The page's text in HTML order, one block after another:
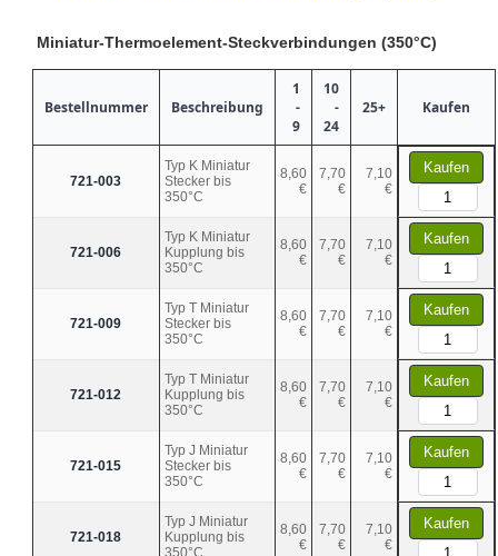
Miniatur-Thermoelement-Steckverbindungen (350°C)
Bestellnummer Beschreibung
1
-
9
10
-
24
25+ Kaufen
721-003
Typ K Miniatur
Stecker bis
350°C
8,60
€
7,70
€
7,10
€
Kaufen
721-006
Typ K Miniatur
Kupplung bis
350°C
8,60
€
7,70
€
7,10
€
Kaufen
721-009
Typ T Miniatur
Stecker bis
350°C
8,60
€
7,70
€
7,10
€
Kaufen
721-012
Typ T Miniatur
Kupplung bis
350°C
8,60
€
7,70
€
7,10
€
Kaufen
721-015
Typ J Miniatur
Stecker bis
350°C
8,60
€
7,70
€
7,10
€
Kaufen
721-018
Typ J Miniatur
Kupplung bis
8,60
€
7,70
€
7,10
€
Kaufen